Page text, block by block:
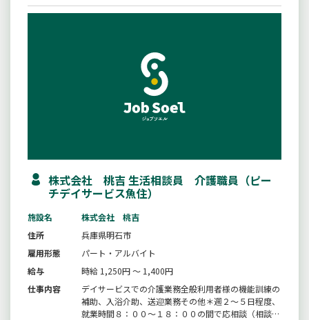
株式会社 桃吉 生活相談員 介護職員（ピー
チデイサービス魚住）
施設名
株式会社 桃吉
住所
兵庫県明石市
雇用形態
パート・アルバイト
給与
時給 1,250円 ～ 1,400円
仕事内容
デイサービスでの介護業務全般利用者様の機能訓練の
補助、入浴介助、送迎業務その他＊週２〜５日程度、
就業時間８：００〜１８：００の間で応相談（相談に